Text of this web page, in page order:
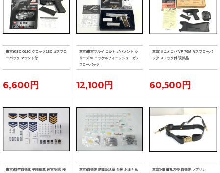
東京)KSC G18C グロック18C ガスブロ
ーバック マウント付
6,600円
東京)東京マルイ コルト ガバメント シ
リーズ70 ニッケルフィニッシュ ガス
ブローバック
12,100円
東京)タニオコバ VP-70M ガスブローバ
ック ストック付 現状品
60,500円
東京)航空自衛隊 甲階級章 佐官/尉官 桜
東京)自衛隊 防衛記念章 台座 おまとめ 東京)NB 儀礼刀帯 自衛隊 レプリカ